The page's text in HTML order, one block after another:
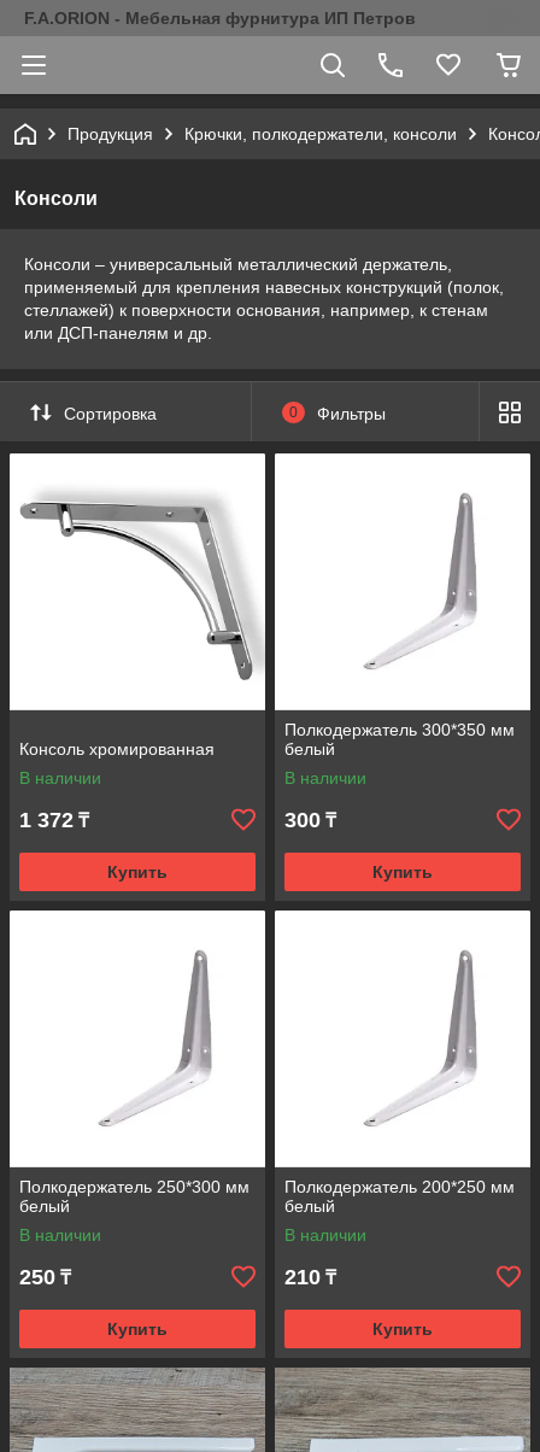
F.A.ORION - Мебельная фурнитура ИП Петров
Продукция Крючки, полкодержатели, консоли
Консоли
Консоли – универсальный металлический держатель,
применяемый для крепления навесных конструкций (полок,
стеллажей) к поверхности основания, например, к стенам
или ДСП-панелям и др.
Сортировка 0 Фильтры
Консоль хромированная
В наличии
1 372 ₸
Купить
Полкодержатель 300*350 мм
белый
В наличии
300 ₸
Купить
Полкодержатель 250*300 мм
белый
В наличии
250 ₸
Купить
Полкодержатель 200*250 мм
белый
В наличии
210 ₸
Купить